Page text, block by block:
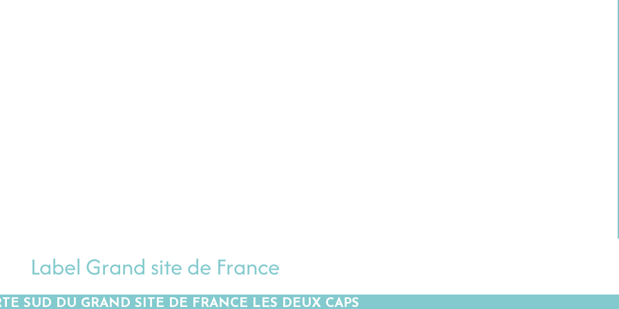
Label Grand site de France
SUD DU GRAND SITE DE FRANCE LES DEUX CAPS